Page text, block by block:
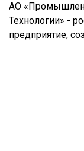
АО
Технологии» -
предприятие,